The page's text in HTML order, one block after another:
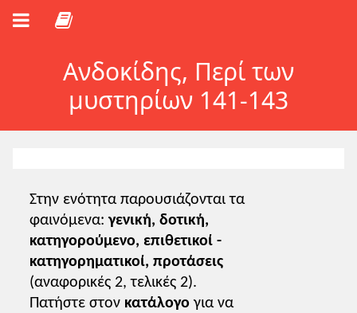
Ανδοκίδης, Περί των
μυστηρίων 141-143
Στην ενότητα παρουσιάζονται τα
φαινόμενα:γενική, δοτική,
κατηγορούμενο, επιθετικοί -
κατηγορηματικοί, προτάσεις
(αναφορικές 2, τελικές 2).
Πατήστε στον κατάλογο για να